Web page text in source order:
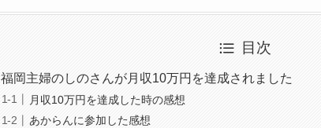
目次
福岡主婦のしのさんが月収10万円を達成されました
月収10万円を達成した時の感想
あからんに参加した感想